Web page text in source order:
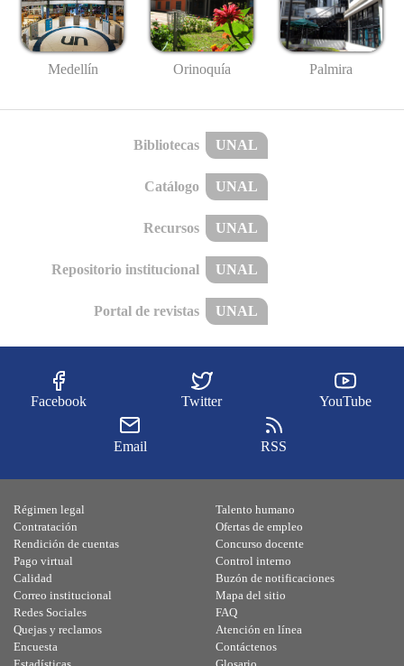
Medellín Orinoquía Palmira
Bibliotecas UNAL
Catálogo UNAL
Recursos UNAL
Repositorio institucional UNAL
Portal de revistas UNAL
Facebook Twitter YouTube
Email RSS
Régimen legal
Contratación
Rendición de cuentas
Pago virtual
Calidad
Talento humano
Ofertas de empleo
Concurso docente
Control interno
Buzón de notificaciones
Correo institucional
Redes Sociales
Quejas y reclamos
Encuesta
Mapa del sitio
FAQ
Atención en línea
Contáctenos